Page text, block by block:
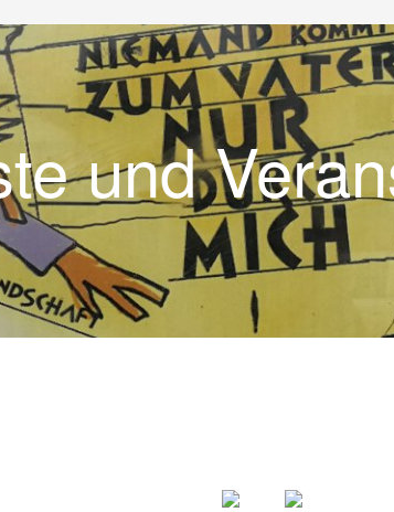
und